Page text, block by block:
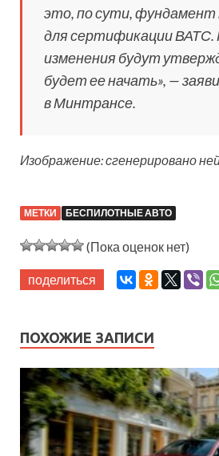
это, по сути,
для сертификации ВАТС.
изменения будут
будет ее начать», —
в Минтрансе.
Изображение: сгенерировано
МЕТКИ БЕСПИЛОТНЫЕ АВТО
(Пока оценок нет)
поделиться
ПОХОЖИЕ ЗАПИСИ